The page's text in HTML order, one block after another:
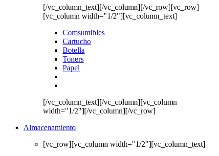
[/vc_column_text][/vc_column][/vc_row][vc_row]
[vc_column width="1/2"][vc_column_text]
Comsumibles
Cartucho
Botella
Toners
Papel
[/vc_column_text][/vc_column][vc_column
width="1/2"][/vc_column][/vc_row]
Almacenamiento
[vc_row][vc_column width="1/2"][vc_column_text]